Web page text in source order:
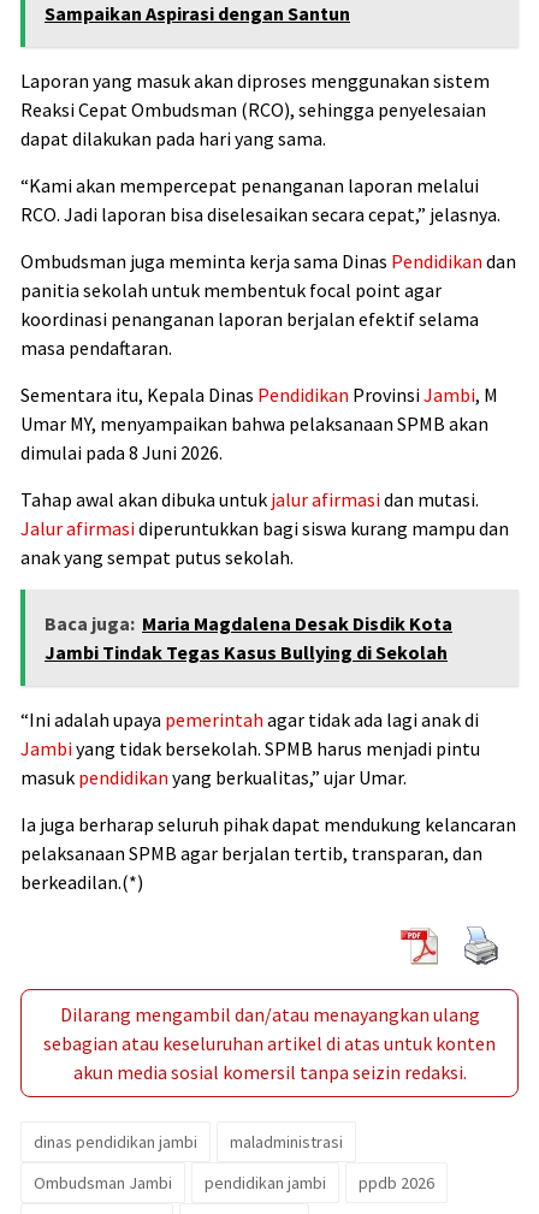
Sampaikan Aspirasi dengan Santun
Laporan yang masuk akan diproses menggunakan sistem
Reaksi Cepat Ombudsman (RCO), sehingga penyelesaian
dapat dilakukan pada hari yang sama.
“Kami akan mempercepat penanganan laporan melalui
RCO. Jadi laporan bisa diselesaikan secara cepat,” jelasnya.
Ombudsman juga meminta kerja sama Dinas Pendidikan dan
panitia sekolah untuk membentuk focal point agar
koordinasi penanganan laporan berjalan efektif selama
masa pendaftaran.
Sementara itu, Kepala Dinas Pendidikan ProvinsiJambi, M
Umar MY, menyampaikan bahwa pelaksanaan SPMB akan
dimulai pada 8 Juni 2026.
Tahap awal akan dibuka untuk jalur afirmasidan mutasi.
Jalur afirmasidiperuntukkan bagi siswa kurang mampu dan
anak yang sempat putus sekolah.
Baca juga: Maria Magdalena Desak Disdik Kota
Jambi Tindak Tegas Kasus Bullying di Sekolah
“Ini adalah upaya pemerintah agar tidak ada lagi anak di
Jambiyang tidak bersekolah. SPMB harus menjadi pintu
masuk pendidikan yang berkualitas,” ujar Umar.
Ia juga berharap seluruh pihak dapat mendukung kelancaran
pelaksanaan SPMB agar berjalan tertib, transparan, dan
berkeadilan.(*)
Dilarang mengambil dan/atau menayangkan ulang
sebagian atau keseluruhan artikel di atas untuk konten
akun media sosial komersil tanpa seizin redaksi.
dinas pendidikan jambi
maladministrasi
Ombudsman Jambi
pendidikan jambi
ppdb 2026